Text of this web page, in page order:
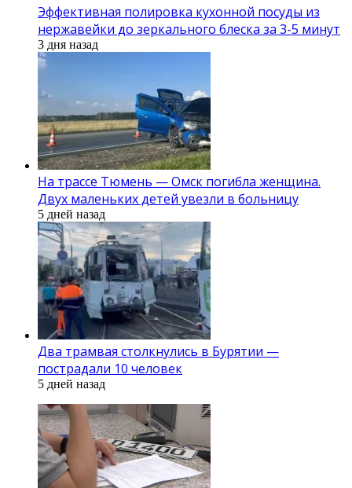
Эффективная полировка кухонной посуды из
нержавейки до зеркального блеска за 3-5 минут
3 дня назад
На трассе Тюмень — Омск погибла женщина.
Двух маленьких детей увезли в больницу
5 дней назад
Два трамвая столкнулись в Бурятии —
пострадали 10 человек
5 дней назад